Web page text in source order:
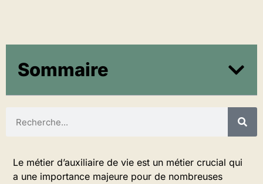
Sommaire
Le métier d’auxiliaire de vie est un métier crucial qui
a une importance majeure pour de nombreuses